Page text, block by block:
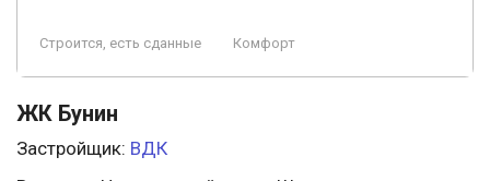
Строится, есть сданные Комфорт
ЖК Бунин
Застройщик: ВДК